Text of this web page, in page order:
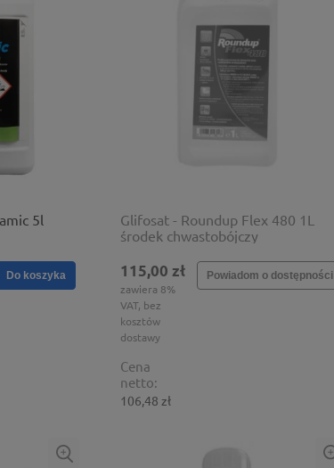
5l
Do koszyka
Glifosat - Roundup Flex 480 1L
środek chwastobójczy
115,00 zł
zawiera 8%
VAT, bez
kosztów
dostawy
Cena
netto:
106,48 zł
Powiadom o dostępności